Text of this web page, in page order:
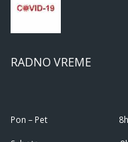
RADNO VREME
Pon – Pet